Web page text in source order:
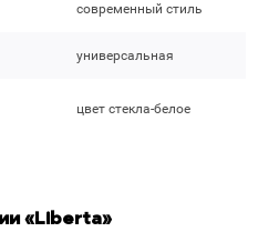
современный стиль
универсальная
цвет стекла-белое
«Liberta»